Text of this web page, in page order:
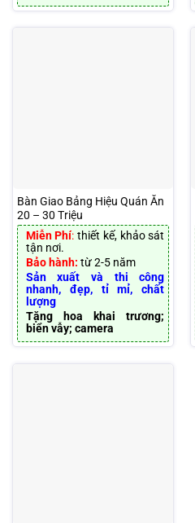
Bàn Giao Bảng Hiệu Quán Ăn
20 – 30 Triệu
Miễn Phí:thiết kế, khảo sát
tận nơi.
Bảo hành: từ 2-5 năm
Sản xuất và thi công
nhanh, đẹp, tỉ mỉ, chất
lượng
Tặng hoa khai trương;
biển vẫy; camera